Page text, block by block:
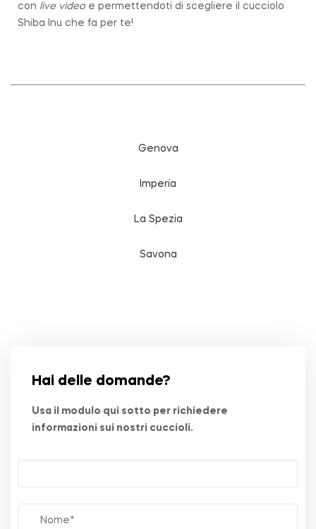
con live videoe permettendoti di scegliere il cucciolo
Shiba Inu che fa per te!
Genova
Imperia
La Spezia
Savona
Hai delle domande?
Usa il modulo qui sotto per richiedere
informazioni sui nostri cuccioli.